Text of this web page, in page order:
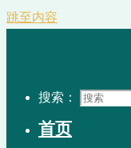
跳至内容
搜索：
首页